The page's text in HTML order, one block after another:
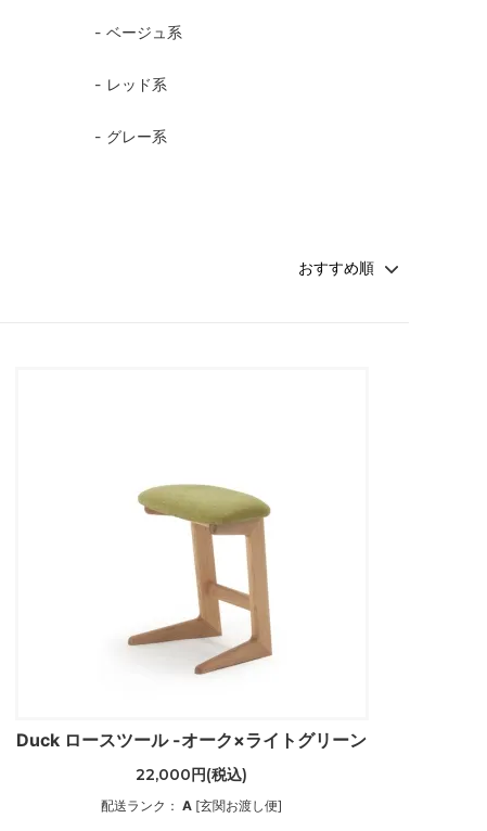
ベージュ系
レッド系
グレー系
Duck ロースツール -オーク×ライトグリーン
22,000円(税込)
配送ランク：A [玄関お渡し便]